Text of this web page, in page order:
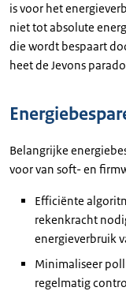
is voor het
niet tot absolute
die wordt bespaart
heet de Jevons
Belangrijke
voor van soft- en
Efficiënte
rekenkracht
energieverbruik
Minimaliseer
regelmatig